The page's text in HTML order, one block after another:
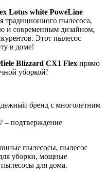
Lotus white PoweLine
традиционного пылесоса,
и современным дизайном,
Этот пылесос
в доме!
Blizzard CX1 Flex прямо
уборкой!
бренд с многолетним
– подтверждение
пылесосы, пылесос
уборки, мощные
для дома.